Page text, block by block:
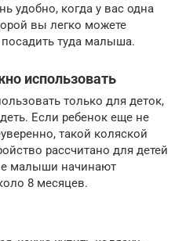
удобно, когда у вас одна
вы легко можете
туда малыша.
использовать
только для деток,
Если ребенок еще не
такой коляской
рассчитано для детей
малыши начинают
8 месяцев.